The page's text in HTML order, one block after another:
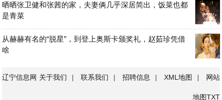
晒晒张卫健和张茜的家，夫妻俩几乎深居简出，饭菜也都
是青菜
从赫赫有名的“脱星”，到登上奥斯卡颁奖礼，赵茹珍凭借
啥
辽宁信息网 关于我们 | 联系我们 | 招聘信息 | XML地图 | 网站
地图TXT